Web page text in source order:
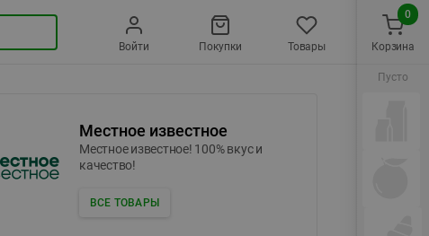
Войти Покупки Товары
Местное известное
Местное известное! 100% вкус и
качество!
ВСЕ ТОВАРЫ
Корзина
0
Пусто